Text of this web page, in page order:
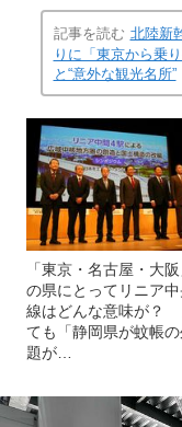
記事を読む 北陸新
りに「東京から乗
と“意外な観光名所”
「東京・名古屋・大
の県にとってリニア
線はどんな意味が？
ても「静岡県が蚊帳の
題が…